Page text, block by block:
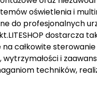
oświetlenia i
do profesjonalnych
dostarcza
całkowite
i
techników,